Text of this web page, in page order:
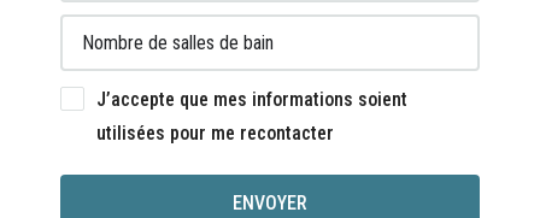
J’accepte que mes informations soient
utilisées pour me recontacter
ENVOYER